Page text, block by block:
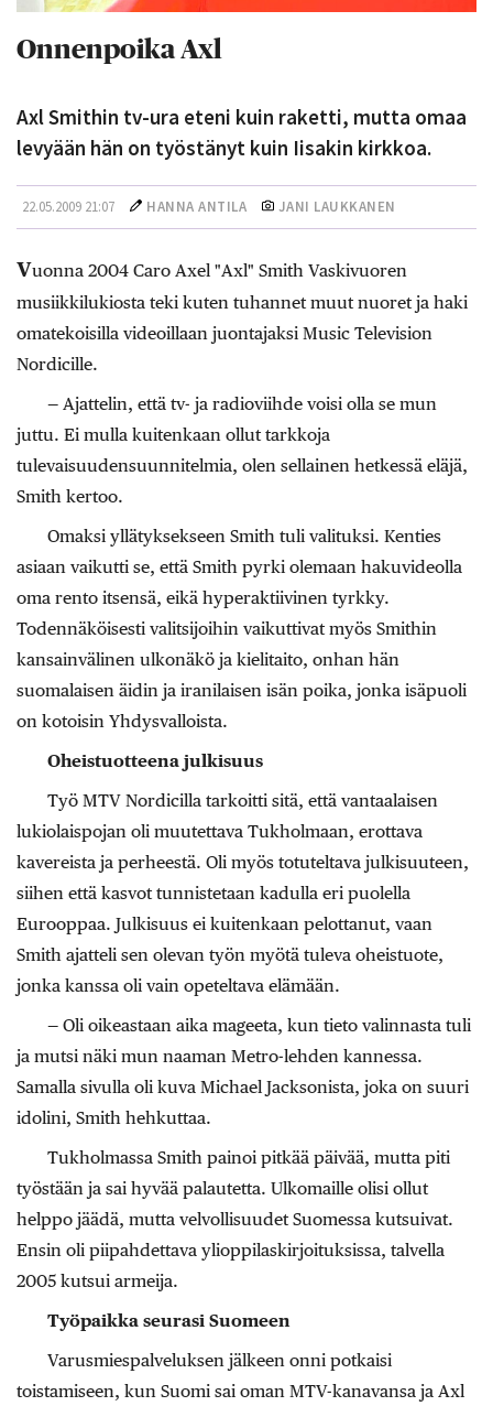
Onnenpoika Axl
Axl Smithin tv-ura eteni kuin raketti, mutta omaa
levyään hän on työstänyt kuin Iisakin kirkkoa.
22.05.2009 21:07 HANNA ANTILA JANI LAUKKANEN
Vuonna 2004 Caro Axel "Axl" Smith Vaskivuoren
musiikkilukiosta teki kuten tuhannet muut nuoret ja haki
omatekoisilla videoillaan juontajaksi Music Television
Nordicille.
— Ajattelin, että tv- ja radioviihde voisi olla se mun
juttu. Ei mulla kuitenkaan ollut tarkkoja
tulevaisuudensuunnitelmia, olen sellainen hetkessä eläjä,
Smith kertoo.
Omaksi yllätyksekseen Smith tuli valituksi. Kenties
asiaan vaikutti se, että Smith pyrki olemaan hakuvideolla
oma rento itsensä, eikä hyperaktiivinen tyrkky.
Todennäköisesti valitsijoihin vaikuttivat myös Smithin
kansainvälinen ulkonäkö ja kielitaito, onhan hän
suomalaisen äidin ja iranilaisen isän poika, jonka isäpuoli
on kotoisin Yhdysvalloista.
Oheistuotteena julkisuus
Työ MTV Nordicilla tarkoitti sitä, että vantaalaisen
lukiolaispojan oli muutettava Tukholmaan, erottava
kavereista ja perheestä. Oli myös totuteltava julkisuuteen,
siihen että kasvot tunnistetaan kadulla eri puolella
Eurooppaa. Julkisuus ei kuitenkaan pelottanut, vaan
Smith ajatteli sen olevan työn myötä tuleva oheistuote,
jonka kanssa oli vain opeteltava elämään.
— Oli oikeastaan aika mageeta, kun tieto valinnasta tuli
ja mutsi näki mun naaman Metro-lehden kannessa.
Samalla sivulla oli kuva Michael Jacksonista, joka on suuri
idolini, Smith hehkuttaa.
Tukholmassa Smith painoi pitkää päivää, mutta piti
työstään ja sai hyvää palautetta. Ulkomaille olisi ollut
helppo jäädä, mutta velvollisuudet Suomessa kutsuivat.
Ensin oli piipahdettava ylioppilaskirjoituksissa, talvella
2005 kutsui armeija.
Työpaikka seurasi Suomeen
Varusmiespalveluksen jälkeen onni potkaisi
toistamiseen, kun Suomi sai oman MTV-kanavansa ja Axl